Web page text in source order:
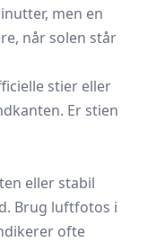
men en
når solen står
stier eller
Er stien
eller stabil
Brug luftfotos i
ofte